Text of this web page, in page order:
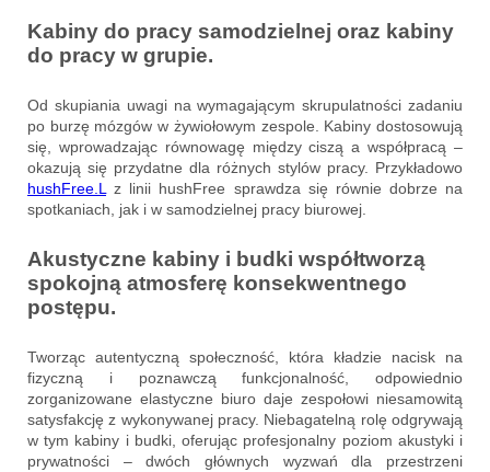
Kabiny do pracy samodzielnej oraz kabiny
do pracy w grupie.
Od skupiania uwagi na wymagającym skrupulatności zadaniu
po burzę mózgów w żywiołowym zespole. Kabiny dostosowują
się, wprowadzając równowagę między ciszą a współpracą –
okazują się przydatne dla różnych stylów pracy. Przykładowo
hushFree.L
z linii hushFree sprawdza się równie dobrze na
spotkaniach, jak i w samodzielnej pracy biurowej.
Akustyczne kabiny i budki współtworzą
spokojną atmosferę konsekwentnego
postępu.
Tworząc autentyczną społeczność, która kładzie nacisk na
fizyczną i poznawczą funkcjonalność, odpowiednio
zorganizowane elastyczne biuro daje zespołowi niesamowitą
satysfakcję z wykonywanej pracy. Niebagatelną rolę odgrywają
w tym kabiny i budki, oferując profesjonalny poziom akustyki i
prywatności – dwóch głównych wyzwań dla przestrzeni